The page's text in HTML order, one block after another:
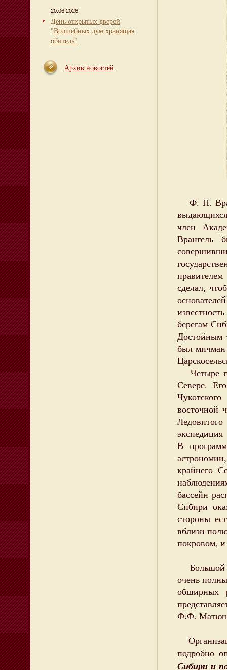
20.06.2026
День открытых дверей
"Волшебных дум хранящая
обитель"
Архив новостей
Ф. П.
член
Врангель
сделал,
берегам
Достойным
был
Четыре
Севере.
восточной
В
крайнего
бассейн
Сибири
стороны
вблизи
покровом,
Большой
очень
обширных
Ф.Ф.
подробно
Сибири и